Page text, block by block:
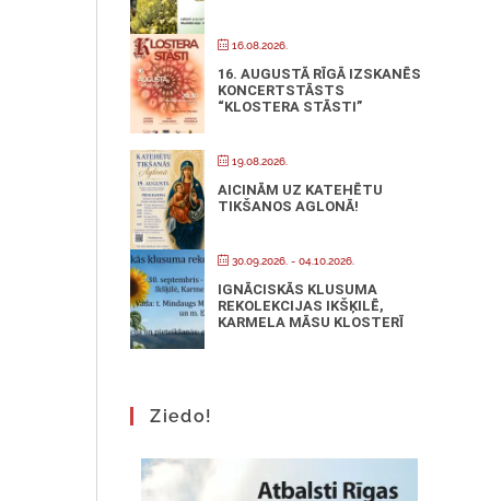
16.08.2026.
16. AUGUSTĀ RĪGĀ IZSKANĒS
KONCERTSTĀSTS
“KLOSTERA STĀSTI”
19.08.2026.
AICINĀM UZ KATEHĒTU
TIKŠANOS AGLONĀ!
30.09.2026. - 04.10.2026.
IGNĀCISKĀS KLUSUMA
REKOLEKCIJAS IKŠĶILĒ,
KARMELA MĀSU KLOSTERĪ
Ziedo!